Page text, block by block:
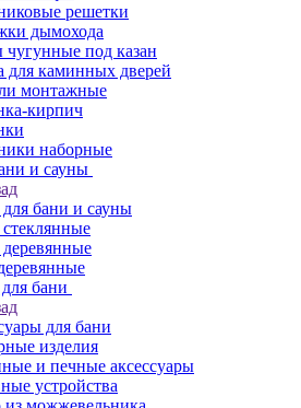
решетки
дымохода
под казан
для каминных дверей
монтажные
кирпич
наборные
и сауны
бани и сауны
бани
для бани
изделия
и печные аксессуары
устройства